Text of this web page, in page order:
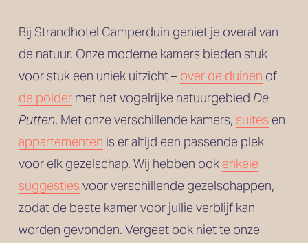
Bij Strandhotel Camperduin geniet je overal van
de natuur. Onze moderne kamers bieden stuk
voor stuk een uniek uitzicht – over de duinen
of
de polder met het vogelrijke natuurgebied De
Putten. Met onze verschillende kamers, suites en
appartementen is er altijd een passende plek
voor elk gezelschap. Wij hebben ook enkele
suggesties voor verschillende gezelschappen,
zodat de beste kamer voor jullie verblijf kan